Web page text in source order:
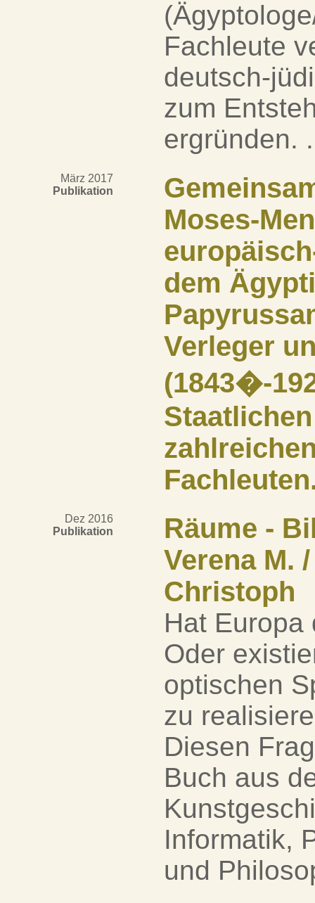
Fachleute
deutsch-
zum
ergründen.
März 2017
Publikation
Moses-
dem
Verleger
(1843�-
Dez 2016
Publikation
Räume -
Verena M.
Christoph
Hat Europa
Oder
optischen
zu
Diesen
Buch aus
Informatik,
und